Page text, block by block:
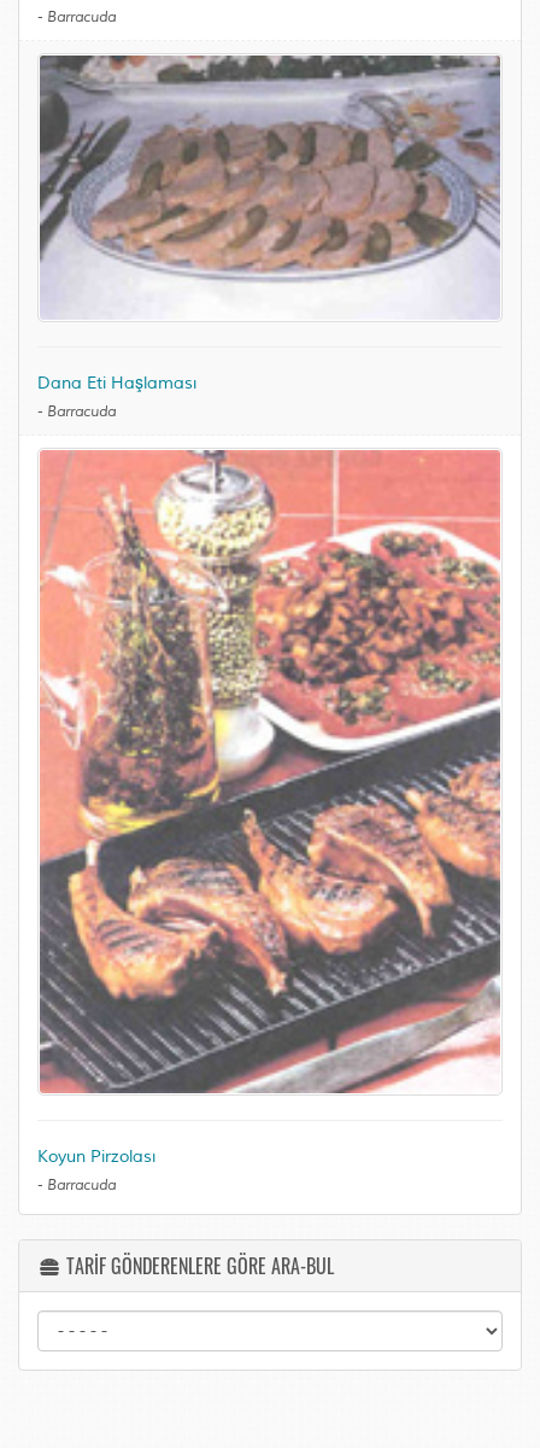
- Barracuda
Dana Eti Haşlaması
- Barracuda
Koyun Pirzolası
- Barracuda
TARİF GÖNDERENLERE GÖRE ARA-BUL